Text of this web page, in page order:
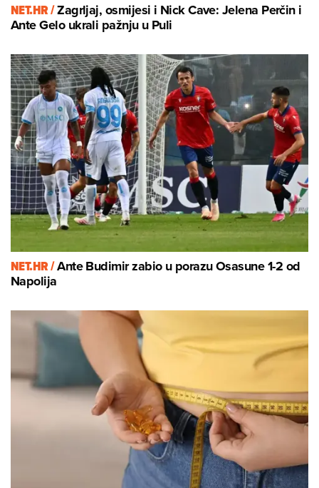
NET.HR /Zagrljaj, osmijesi i Nick Cave: Jelena Perčin i
Ante Gelo ukrali pažnju u Puli
NET.HR /Ante Budimir zabio u porazu Osasune 1-2 od
Napolija